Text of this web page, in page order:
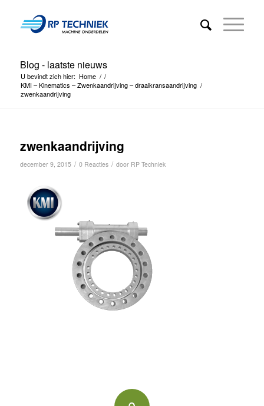
Blog - laatste nieuws
U bevindt zich hier: Home / /
KMI – Kinematics – Zwenkaandrijving – draaikransaandrijving /
zwenkaandrijving
zwenkaandrijving
december 9, 2015 / 0 Reacties / door RP Techniek